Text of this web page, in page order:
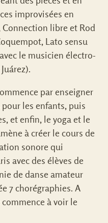
improvisées en
Connection libre et Rod
Lato sensu
le musicien électro-
par enseigner
les enfants, puis
et enfin, le yoga et le
à créer le cours de
sonore qui
avec des élèves de
de danse amateur
7 chorégraphies. A
à voir le